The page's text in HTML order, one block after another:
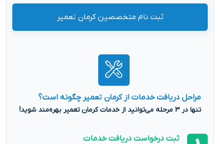
ثبت نام متخصصین کرمان تعمیر
مراحل دریافت خدمات از کرمان تعمیر چگونه است؟
تنها در 3 مرحله می‌توانید از خدمات کرمان تعمیر بهره‌مند شوید!
ثبت درخواست دریافت خدمات